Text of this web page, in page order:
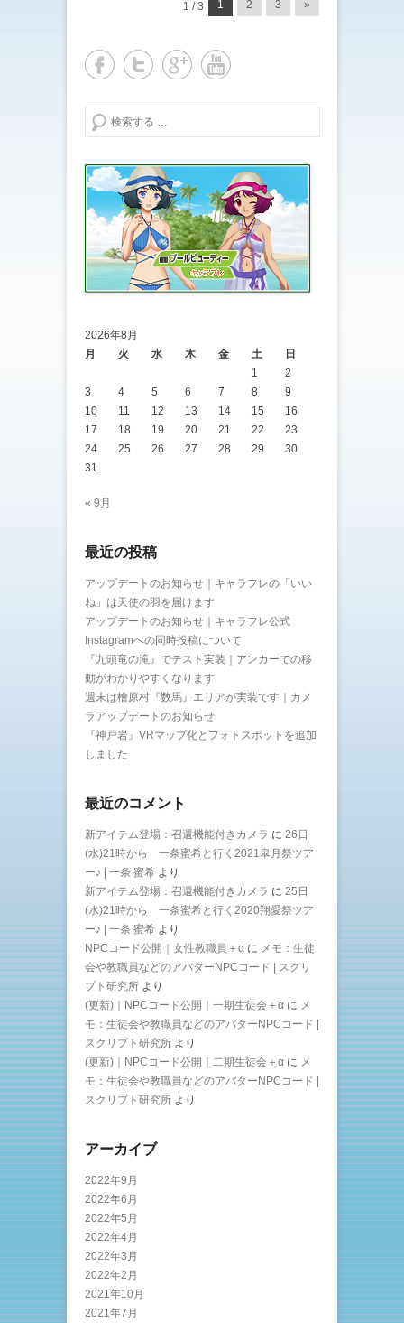
1 / 3 1 2 3 »
検索する
2026年8月
月
火 水 木 金 土
日
1
2
3
4 5 6 7 8
9
10
11 12 13 14 15
16
17
18 19 20 21 22
23
24
25 26 27 28 29
30
31
« 9月
最近の投稿
アップデートのお知らせ｜キャラフレの「いい
ね」は天使の羽を届けます
アップデートのお知らせ｜キャラフレ公式
Instagramへの同時投稿について
『九頭竜の滝』でテスト実装｜アンカーでの移
動がわかりやすくなります
週末は檜原村『数馬』エリアが実装です｜カメ
ラアップデートのお知らせ
『神戸岩』VRマップ化とフォトスポットを追加
しました
最近のコメント
新アイテム登場：召還機能付きカメラ に 26日
(水)21時から 一条蜜希と行く2021皐月祭ツア
ー♪ | 一条 蜜希 より
新アイテム登場：召還機能付きカメラ に 25日
(水)21時から 一条蜜希と行く2020翔愛祭ツア
ー♪ | 一条 蜜希 より
NPCコード公開｜女性教職員＋α に メモ：生徒
会や教職員などのアバターNPCコード | スクリ
プト研究所 より
(更新)｜NPCコード公開｜一期生徒会＋α に メ
モ：生徒会や教職員などのアバターNPCコード |
スクリプト研究所 より
(更新)｜NPCコード公開｜二期生徒会＋α に メ
モ：生徒会や教職員などのアバターNPCコード |
スクリプト研究所 より
アーカイブ
2022年9月
2022年6月
2022年5月
2022年4月
2022年3月
2022年2月
2021年10月
2021年7月